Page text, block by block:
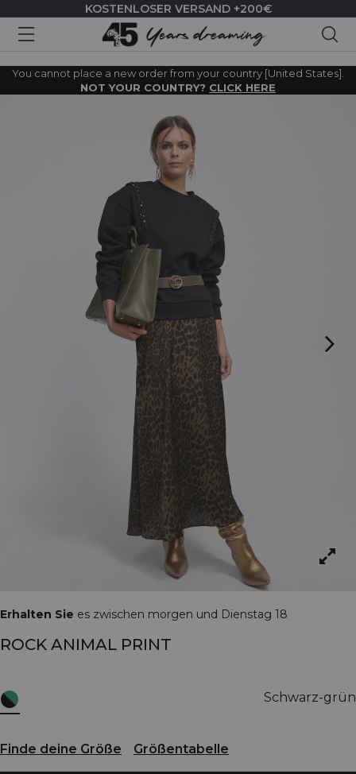
KOSTENLOSER VERSAND +200€
You cannot place a new order from your country [United States].
NOT YOUR COUNTRY? CLICK HERE
Erhalten Sie es zwischen morgen und Dienstag 18
ROCK ANIMAL PRINT
Schwarz-grün
Finde deine Größe Größentabelle